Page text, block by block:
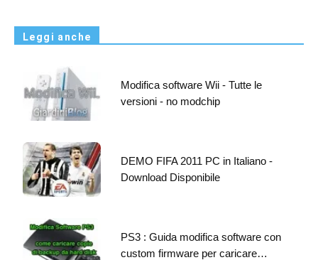
Leggi anche
Modifica software Wii - Tutte le
versioni - no modchip
DEMO FIFA 2011 PC in Italiano -
Download Disponibile
PS3 : Guida modifica software con
custom firmware per caricare…